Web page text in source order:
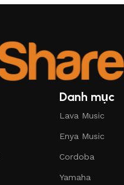
Danh mục
Lava Music
Enya Music
Cordoba
Yamaha